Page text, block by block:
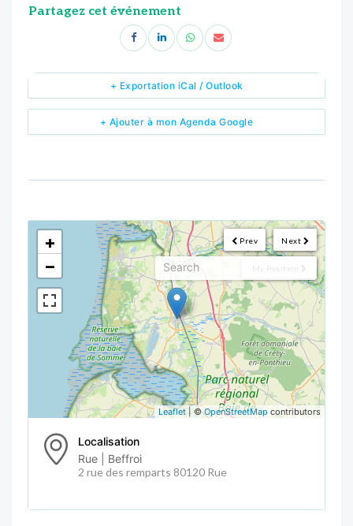
Partagez cet événement
+ Ajouter à mon Agenda Google
+ Exportation iCal / Outlook
Next
Prev
My Position
<!---->
+
−
Leaflet| ©OpenStreetMap contributors
Localisation
Rue | Beffroi
2 rue des remparts 80120 Rue